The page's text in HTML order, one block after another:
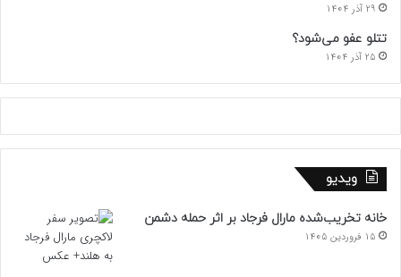
29 آذر 1404
تتلو عفو می‌شود؟
25 آذر 1404
ویدیو
خانه تخریب‌شده مارال فرجاد بر اثر حمله دشمن
15 فروردین 1405